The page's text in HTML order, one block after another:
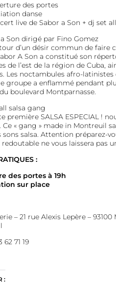
des portes
danse
live de Sabor a Son + dj set
a Son dirigé par Fino Gomez
d’un désir commun de faire
A Son a constitué son
de l’est de la région de Cuba,
Les noctambules afro-latinistes
groupe a enflammé pendant
boulevard Montparnasse.
salsa gang
première SALSA ESPECIAL !
Ce « gang » made in Montreuil
salsa. Attention préparez-
ne vous laissera pas
:
des portes à 19h
sur place
– 21 rue Alexis Lepère –
62 71 19
: